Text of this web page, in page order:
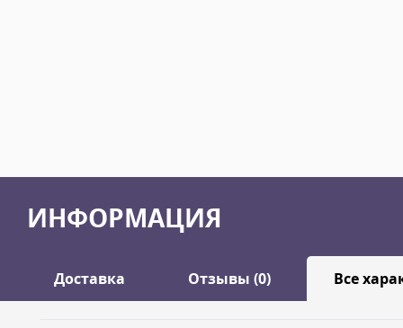
ИНФОРМАЦИЯ
Доставка Отзывы (0) Все